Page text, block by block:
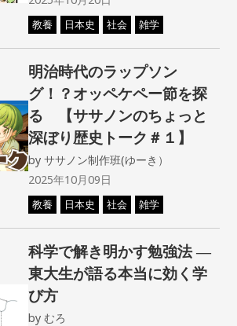
教養 日本史 社会 雑学
明治時代のラップソン
グ！？オッペケペー節を探
る 【ササノンのちょっと
深ぼり歴史トーク＃１】
byササノン制作班(ゆーき）
2025年10月09日
教養 日本史 社会 雑学
科学で解き明かす勉強法 ―
東大生が語る本当に効く学
び方
byむろ